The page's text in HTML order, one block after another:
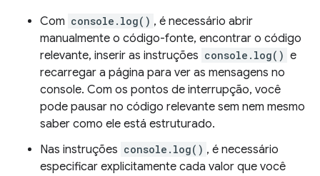
Com console.log() , é necessário abrir
manualmente o código-fonte, encontrar o código
relevante, inserir as instruções console.log() e
recarregar a página para ver as mensagens no
console. Com os pontos de interrupção, você
pode pausar no código relevante sem nem mesmo
saber como ele está estruturado.
Nas instruções console.log() , é necessário
especificar explicitamente cada valor que você